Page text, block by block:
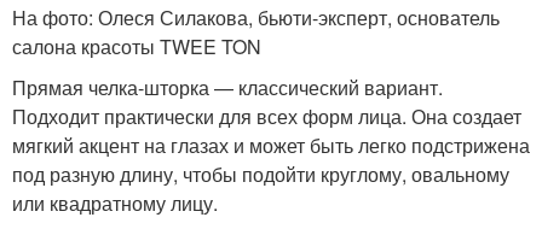
На фото: Олеся Силакова, бьюти-эксперт, основатель
салона красоты TWEE TON
Прямая челка-шторка — классический вариант.
Подходит практически для всех форм лица. Она создает
мягкий акцент на глазах и может быть легко подстрижена
под разную длину, чтобы подойти круглому, овальному
или квадратному лицу.